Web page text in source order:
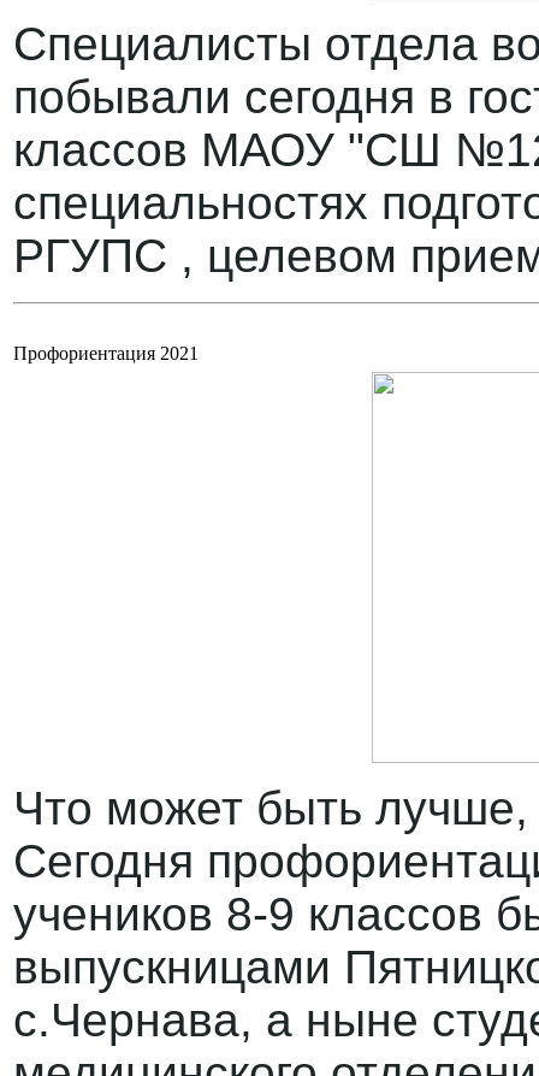
Специалисты отдела
побывали сегодня в
классов МАОУ "СШ №12
специальностях
РГУПС , целевом
Профориентация 2021
Что может быть
Сегодня
учеников 8-9 классов
выпускницами
с.Чернава, а ныне